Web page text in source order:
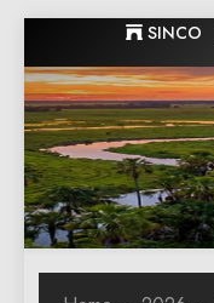
to
content
SINCO